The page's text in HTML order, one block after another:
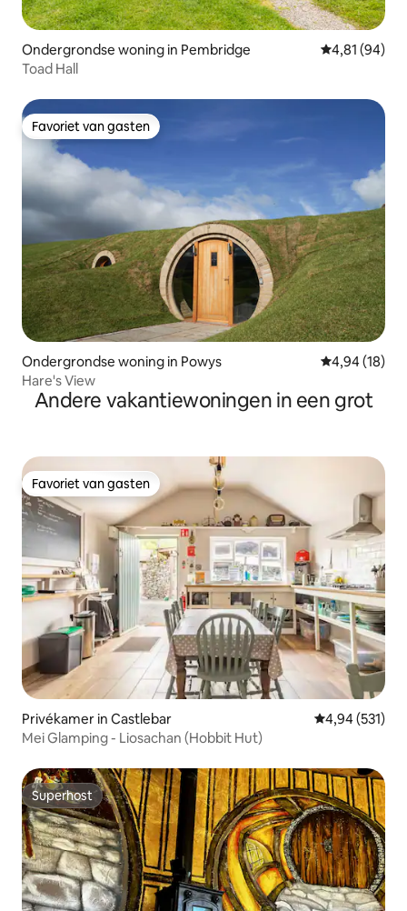
Ondergrondse woning in Pembridge Gemiddelde
4,81 (94)
Toad Hall
Favoriet van gasten
Favoriet van gasten
Ondergrondse woning in Powys Gemiddelde
4,94 (18)
Hare's View
Andere vakantiewoningen in een grot
Favoriet van gasten
Favoriet van gasten
Privékamer in Castlebar Gemiddelde
4,94 (531)
Mei Glamping - Liosachan (Hobbit Hut)
Superhost
Superhost